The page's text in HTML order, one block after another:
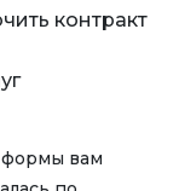
контракт
вам